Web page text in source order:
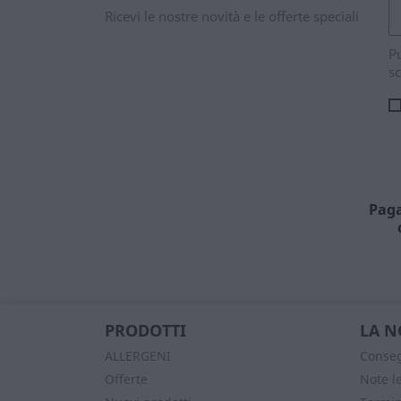
Ricevi le nostre novità e le offerte speciali
PRODOTTI
ALLERGENI
Offerte
LA
Note